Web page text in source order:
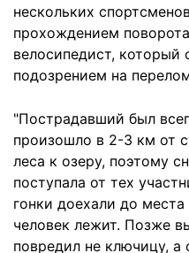
нескольких
прохождением
велосипедист, который
подозрением на
"Пострадавший был
произошло в 2-3 км от
леса к озеру, поэтому
поступала от тех
гонки доехали до
человек лежит. Позже
повредил не ключицу, а